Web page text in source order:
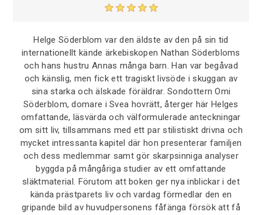
Helge Söderblom var den äldste av den på sin tid
internationellt kände ärkebiskopen Nathan Söderbloms
och hans hustru Annas många barn. Han var begåvad
och känslig, men fick ett tragiskt livsöde i skuggan av
sina starka och älskade föräldrar. Sondottern Omi
Söderblom, domare i Svea hovrätt, återger här Helges
omfattande, läsvärda och välformulerade anteckningar
om sitt liv, tillsammans med ett par stilistiskt drivna och
mycket intressanta kapitel där hon presenterar familjen
och dess medlemmar samt gör skarpsinniga analyser
byggda på mångåriga studier av ett omfattande
släktmaterial. Förutom att boken ger nya inblickar i det
kända prästparets liv och vardag förmedlar den en
gripande bild av huvudpersonens fåfänga försök att få